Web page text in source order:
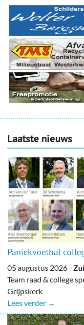
Laatste nieuws
Paniekvoetbal
05 augustus 2026
Team raad & college
Grijpskerk
Lees verder →